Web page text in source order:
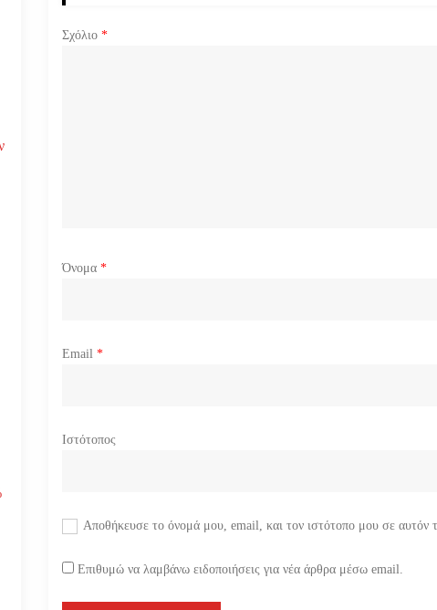
σ
ω
Σχόλιο*
Όνομα*
Email*
Ιστότοπος
Αποθήκευσε το όνομά μου, email, και τον ιστότοπο μου σε αυτόν
Επιθυμώ να λαμβάνω ειδοποιήσεις για νέα άρθρα μέσω email.